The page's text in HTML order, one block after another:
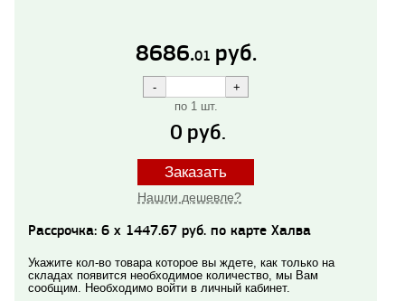
8686.01 руб.
по 1 шт.
0 руб.
Заказать
Нашли дешевле?
Рассрочка: 6 x 1447.67 руб. по карте Халва
Укажите кол-во товара которое вы ждете, как только на
складах появится необходимое количество, мы Вам
сообщим. Необходимо войти в личный кабинет.